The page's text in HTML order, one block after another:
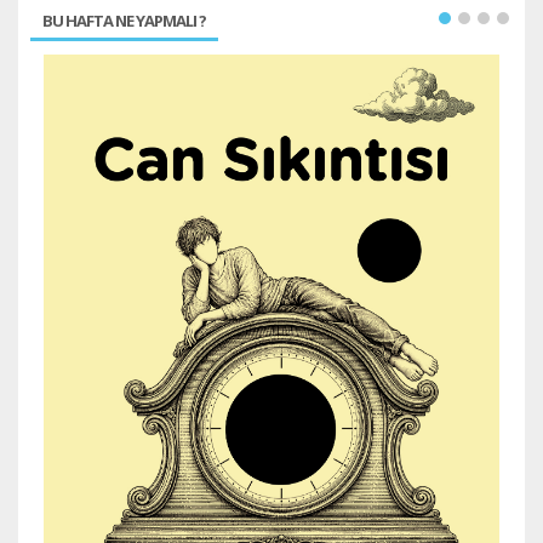
BU HAFTA NE YAPMALI ?